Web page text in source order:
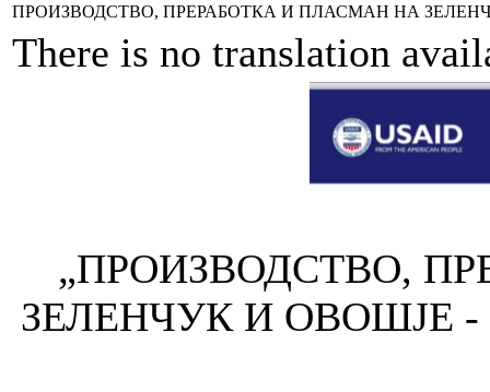
ПРОИЗВОДСТВО, ПРЕРАБОТКА И ПЛАСМАН НА
There is no translation
„ПРОИЗВОДСТВО,
ЗЕЛЕНЧУК И ОВОШЈЕ